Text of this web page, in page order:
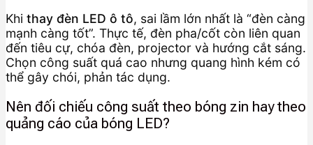
Khi thay đèn LED ô tô, sai lầm lớn nhất là “đèn càng
mạnh càng tốt”. Thực tế, đèn pha/cốt còn liên quan
đến tiêu cự, chóa đèn, projector và hướng cắt sáng.
Chọn công suất quá cao nhưng quang hình kém có
thể gây chói, phản tác dụng.
Nên đối chiếu công suất theo bóng zin hay theo
quảng cáo của bóng LED?